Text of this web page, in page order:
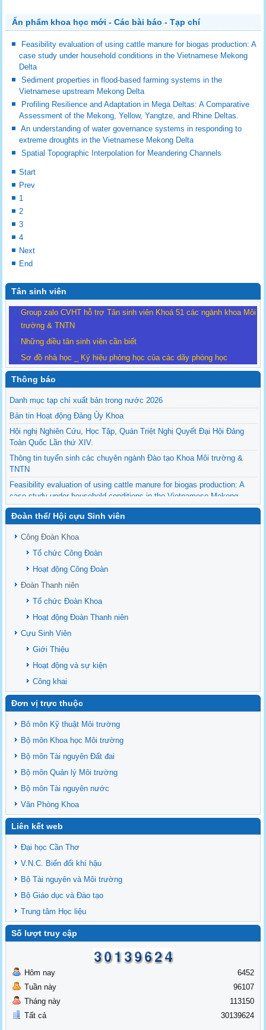
Ấn phẩm khoa học mới - Các bài báo - Tạp chí
Feasibility evaluation of using cattle manure for biogas production: A
case study under household conditions in the Vietnamese Mekong
Delta
Sediment properties in flood-based farming systems in the
Vietnamese upstream Mekong Delta
Profiling Resilience and Adaptation in Mega Deltas: A Comparative
Assessment of the Mekong, Yellow, Yangtze, and Rhine Deltas.
An understanding of water governance systems in responding to
extreme droughts in the Vietnamese Mekong Delta
Spatial Topographic Interpolation for Meandering Channels
Start
Prev
1
2
3
4
Next
End
Tân sinh viên
Group zalo CVHT hỗ trợ Tân sinh viên Khoá 51 các ngành khoa Môi
trường & TNTN
Những điều tân sinh viên cần biết
Sơ đồ nhà học _ Ký hiệu phòng học của các dãy phòng học
Thông báo
Danh mục tạp chí xuất bản trong nước 2026
Bản tin Hoạt động Đảng Ủy Khoa
Hội nghị Nghiên Cứu, Học Tập, Quán Triệt Nghị Quyết Đại Hội Đảng
Toàn Quốc Lần thứ XIV.
Thông tin tuyển sinh các chuyên ngành Đào tạo Khoa Môi trường &
TNTN
Feasibility evaluation of using cattle manure for biogas production: A
case study under household conditions in the Vietnamese Mekong
Delta
Sediment properties in flood-based farming systems in the Vietnamese
upstream Mekong Delta
Danh mục tạp chí xuất bản Quốc Tế 2026
Danh Mục các Đề Tài NCKH cấp Tỉnh năm 2024
Văn bản - Quy định
Ban chấp hành Đảng bộ khoa
Đoàn thể/ Hội cựu Sinh viên
Công Đoàn Khoa
Tổ chức Công Đoàn
Hoạt động Công Đoàn
Đoàn Thanh niên
Tổ chức Đoàn Khoa
Hoạt động Đoàn Thanh niên
Cựu Sinh Viên
Giới Thiệu
Hoạt động và sự kiện
Công khai
Đơn vị trực thuộc
Bô môn Kỹ thuật Môi trường
Bộ môn Khoa học Môi trường
Bộ môn Tài nguyên Đất đai
Bộ môn Quản lý Môi trường
Bộ môn Tài nguyên nước
Văn Phòng Khoa
Liên kết web
Đại học Cần Thơ
V.N.C. Biến đổi khí hậu
Bộ Tài nguyên và Môi trường
Bộ Giáo dục và Đào tạo
Trung tâm Học liệu
Số lượt truy cập
Hôm nay
Tuần này
Tháng này
Tất cả
6452
96107
113150
30139624